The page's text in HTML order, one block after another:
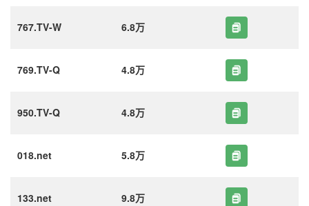
767.TV-W 6.8万
769.TV-Q 4.8万
950.TV-Q 4.8万
018.net 5.8万
133.net 9.8万